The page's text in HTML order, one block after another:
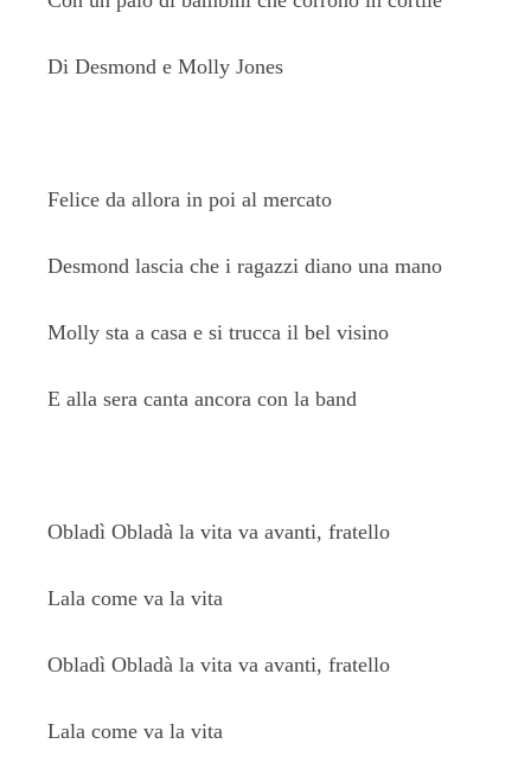
Di Desmond e Molly Jones
Felice da allora in poi al mercato
Desmond lascia che i ragazzi diano una mano
Molly sta a casa e si trucca il bel visino
E alla sera canta ancora con la band
Obladì Obladà la vita va avanti, fratello
Lala come va la vita
Obladì Obladà la vita va avanti, fratello
Lala come va la vita